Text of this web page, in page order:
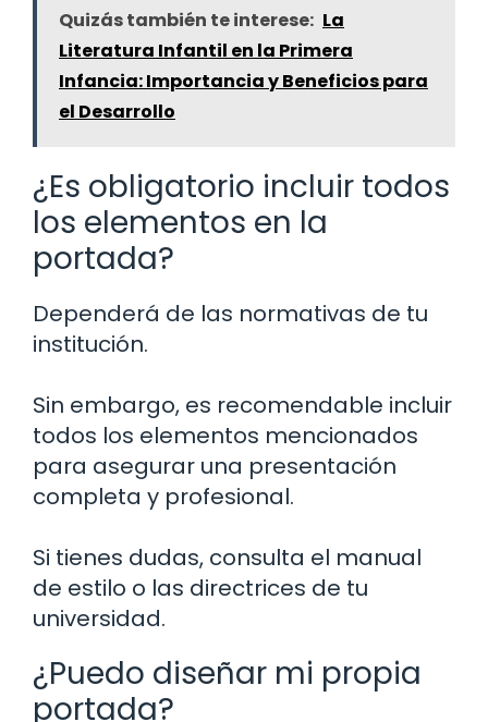
Quizás también te interese: La
Literatura Infantil en la Primera
Infancia: Importancia y Beneficios para
el Desarrollo
¿Es obligatorio incluir todos
los elementos en la
portada?
Dependerá de las normativas de tu
institución.
Sin embargo, es recomendable incluir
todos los elementos mencionados
para asegurar una presentación
completa y profesional.
Si tienes dudas, consulta el manual
de estilo o las directrices de tu
universidad.
¿Puedo diseñar mi propia
portada?